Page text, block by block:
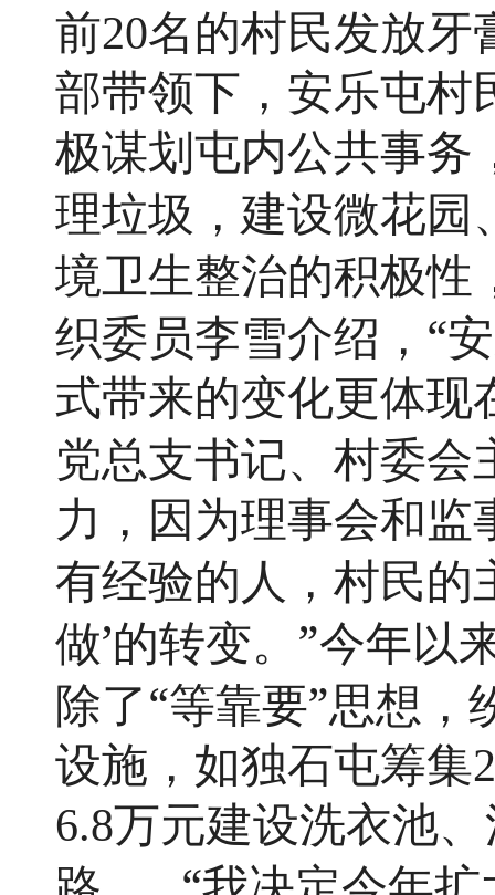
前20名的村民发放
部带领下，安乐屯村
极谋划屯内公共事务
理垃圾，建设微花园
境卫生整治的积极性
织委员李雪介绍， “
式带来的变化更体现
党总支书记、村委会
力，因为理事会和监
有经验的人，村民的
做’的转变。 ”今年以
除了“等靠要”思想，
设施，如独石屯筹集
6.8万元建设洗衣池